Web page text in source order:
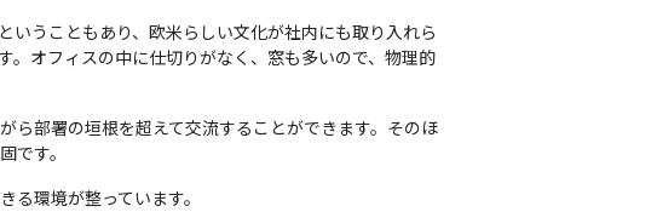
いうこともあり、欧米らしい文化が社内にも取り入れら
。オフィスの中に仕切りがなく、窓も多いので、物理的
ら部署の垣根を超えて交流することができます。そのほ
です。
環境が整っています。